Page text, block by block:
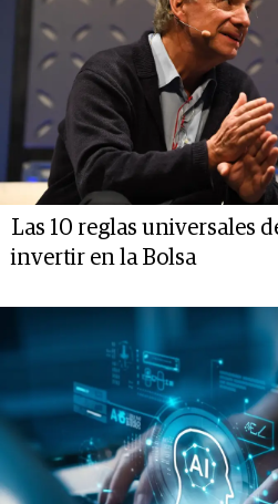
Las 10 reglas universales
invertir en la Bolsa